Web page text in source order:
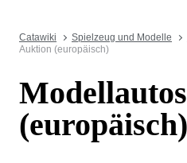
Catawiki Spielzeug und Modelle
Auktion (europäisch)
(europäisch)